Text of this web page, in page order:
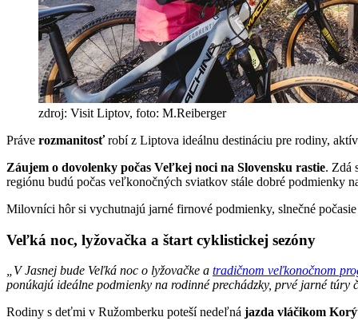
zdroj: Visit Liptov, foto: M.Reiberger
Práve rozmanitosťrobí z Liptova ideálnu destináciu pre rodiny,
Záujem o dovolenky počas Veľkej noci na Slovensku rastie. Zdá
regiónu budú počas veľkonočných sviatkov stále dobré podmienky
Milovníci hôr si vychutnajú jarné firnové podmienky, slnečné
Veľká noc, lyžovačka a štart cyklistickej sezóny
„V Jasnej bude Veľká noc o lyžovačke a tradičnom veľkonočnom
ponúkajú ideálne podmienky na rodinné prechádzky, prvé jarné túry
Rodiny s deťmi v Ružomberku poteší nedeľná jazda vláčikom